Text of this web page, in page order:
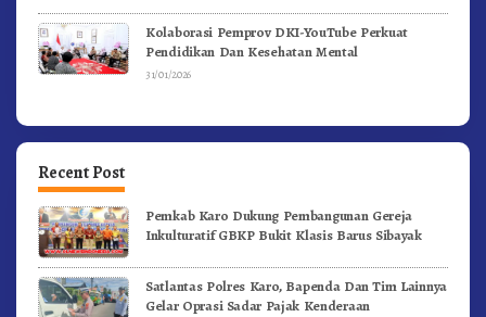
Kolaborasi Pemprov DKI-YouTube Perkuat
Pendidikan Dan Kesehatan Mental
31/01/2026
Recent Post
Pemkab Karo Dukung Pembangunan Gereja
Inkulturatif GBKP Bukit Klasis Barus Sibayak
Satlantas Polres Karo, Bapenda Dan Tim Lainnya
Gelar Oprasi Sadar Pajak Kenderaan